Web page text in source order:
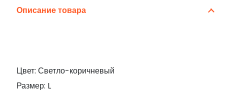
Описание товара
Цвет: Светло-коричневый
Размер: L